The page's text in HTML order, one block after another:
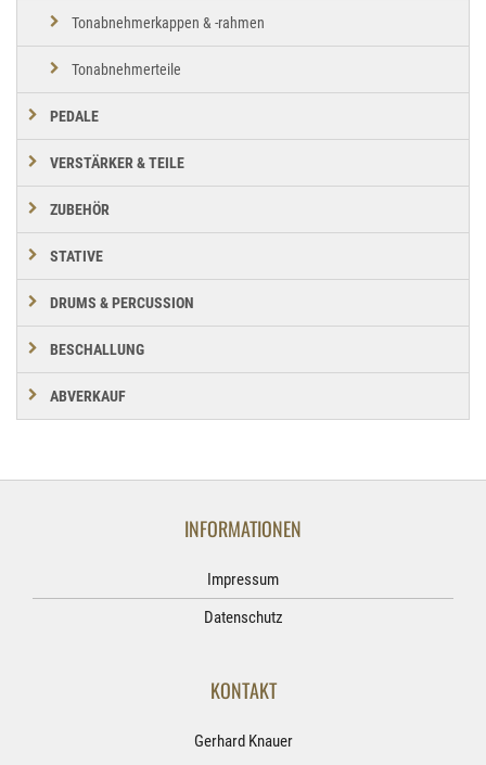
Tonabnehmerkappen & -rahmen
Tonabnehmerteile
PEDALE
VERSTÄRKER & TEILE
ZUBEHÖR
STATIVE
DRUMS & PERCUSSION
BESCHALLUNG
ABVERKAUF
INFORMATIONEN
Impressum
Datenschutz
KONTAKT
Gerhard Knauer